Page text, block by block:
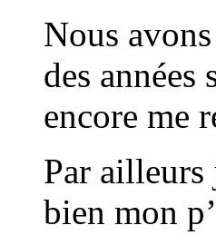
Nous
des
encore me
Par ailleurs
bien mon